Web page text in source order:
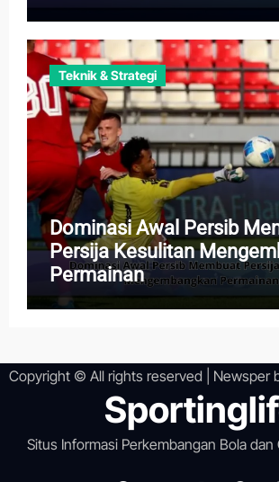
Teknik & Strategi
Dominasi Awal Persib
Persija Kesulitan
Permainan
Copyright © All rights reserved Newsper
Situs Informasi Perkembangan Bola dan